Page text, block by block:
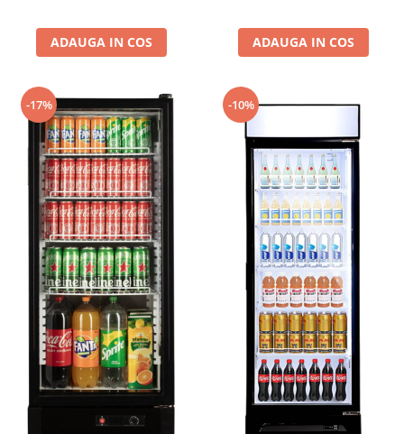
reversibile, H 151.8 cm, Inox
ADAUGA IN COS ADAUGA IN COS
-17% -10%